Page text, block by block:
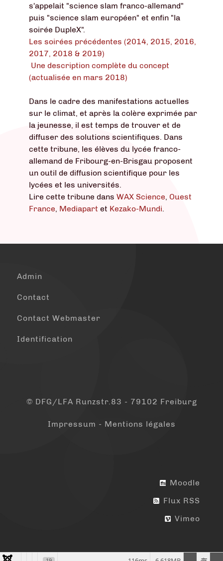
s'appelait "science slam franco-allemand"
puis "science slam européen" et enfin "la
soirée DupleX".
Les soirées précédentes (2014, 2015, 2016,
2017, 2018 & 2019)
Une description complète du concept
(actualisée en mars 2018)
Dans le cadre des manifestations actuelles
sur le climat, et après la colère exprimée par
la jeunesse, il est temps de trouver et de
diffuser des solutions scientifiques. Dans
cette tribune, les élèves du lycée franco-
allemand de Fribourg-en-Brisgau proposent
un outil de diffusion scientifique pour les
lycées et les universités.
Lire cette tribune dans WAX Science, Ouest
France, Mediapart et Kezako-Mundi.
Admin
Contact
Contact Webmaster
Identification
© DFG/LFA Runzstr.83 - 79102 Freiburg
Impressum - Mentions légales
Moodle
Flux RSS
Vimeo